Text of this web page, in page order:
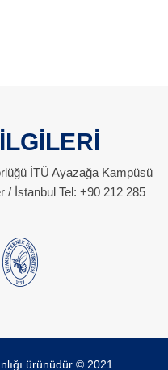
İTÜ Ayazağa Kampüsü
/ İstanbul Tel: +90 212 285
ürünüdür © 2021